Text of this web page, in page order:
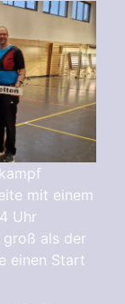
mit einem
Uhr
als der
einen Start